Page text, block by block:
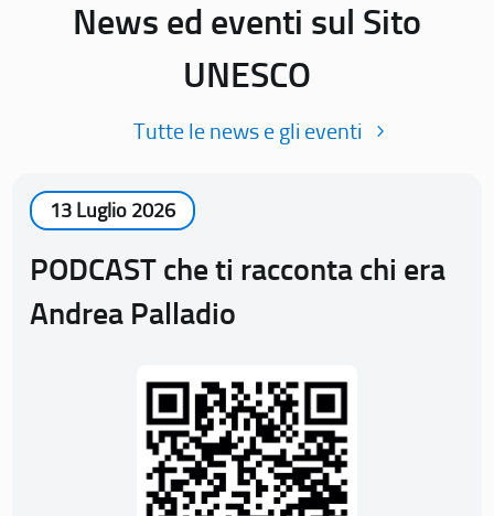
News ed eventi sul Sito
UNESCO
Tutte le news e gli eventi
13 Luglio 2026
PODCAST che ti racconta chi era
Andrea Palladio